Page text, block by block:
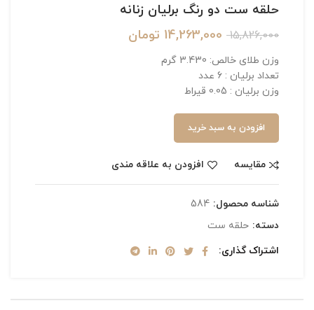
حلقه ست دو رنگ برلیان زنانه
15,826,000
14,263,000 تومان
وزن طلای خالص: 3.430 گرم
تعداد برلیان : 6 عدد
وزن برلیان : 0.05 قیراط
افزودن به سبد خرید
مقایسه افزودن به علاقه مندی
شناسه محصول: 584
دسته: حلقه ست
اشتراک گذاری